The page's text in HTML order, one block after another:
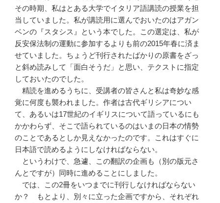
その時期、私はとある大学でイタリア語講読の授業を担
当していました。私が講読用に選んでおいたのはアガン
ベンの『スタシス』という本でした。この選定は、私が
反安保法制の運動に参加するよりも前の2015年春に済ま
せていました。ちょうど刊行されたばかりの原書をざっ
と斜め読みして「面白そうだ」と思い、テクストに指定
しておいたのでした。
精読を進めるうちに、受講者の皆さんと私は奇妙な感
覚に何度も襲われました。作者は古代ギリシアについ
て、あるいは17世紀のイギリスについて語っているにも
かかわらず、そこで語られているのはいまの日本の情勢
のことであるとしか見えなかったのです。これはすぐに
日本語で読めるようにしなければならない。
というわけで、急遽、この翻訳の企画も（別の版元さ
んとですが）同時に進めることにしました。
では、この2冊をいつまでに刊行しなければならない
か？ もとより、別々に立った企画ですから、それぞれ